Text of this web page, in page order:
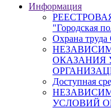
Информация
"Городская
Охрана
ОКАЗАНИЯ
Доступная
УСЛОВИЙ